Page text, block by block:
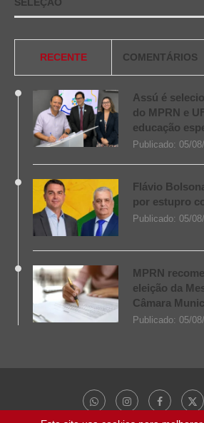
RECENTE COMENTÁRIOS
Assú é
do MPRN e
educação
Publicado: 05/
Flávio
por estupro
Publicado: 05/
MPRN
eleição da
Câmara
Publicado: 05/